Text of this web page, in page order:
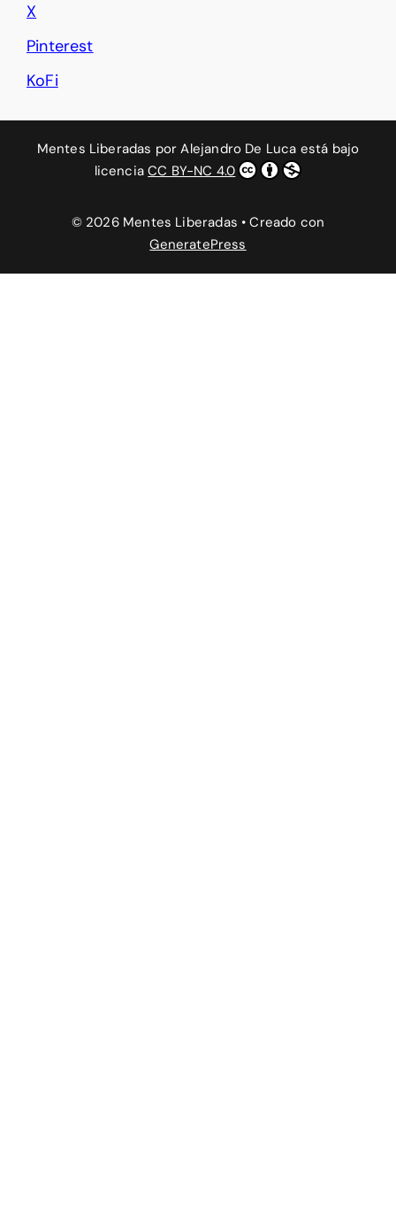
X
Pinterest
KoFi
Mentes Liberadas porAlejandro De Luca está bajo
licenciaCC BY-NC 4.0
© 2026 Mentes Liberadas • Creado con
GeneratePress